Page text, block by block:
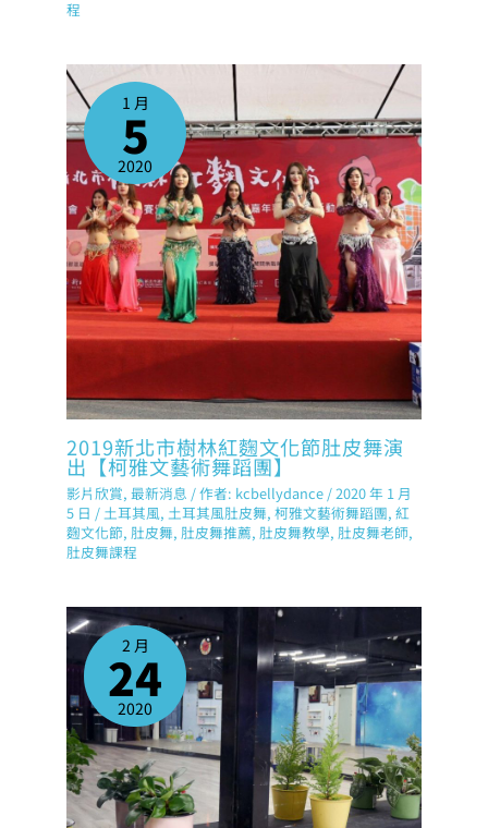
程
1 月
5
2020
2019新北市樹林紅麴文化節肚皮舞演
出【柯雅文藝術舞蹈團】
影片欣賞,最新消息 / 作者: kcbellydance /2020 年 1 月
5 日 / 土耳其風, 土耳其風肚皮舞,柯雅文藝術舞蹈團,紅
麴文化節, 肚皮舞, 肚皮舞推薦, 肚皮舞教學, 肚皮舞老師,
肚皮舞課程
2 月
24
2020